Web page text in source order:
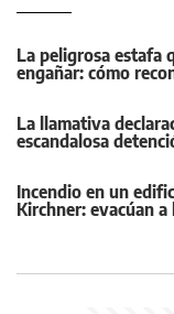
La peligrosa estafa
engañar: cómo
La llamativa
escandalosa
Incendio en un
Kirchner: evacúan a